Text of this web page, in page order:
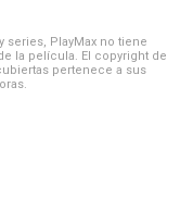
PlayMax no tiene
la película. El copyright de
pertenece a sus